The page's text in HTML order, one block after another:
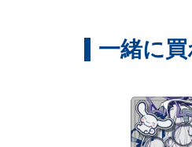
一緒に